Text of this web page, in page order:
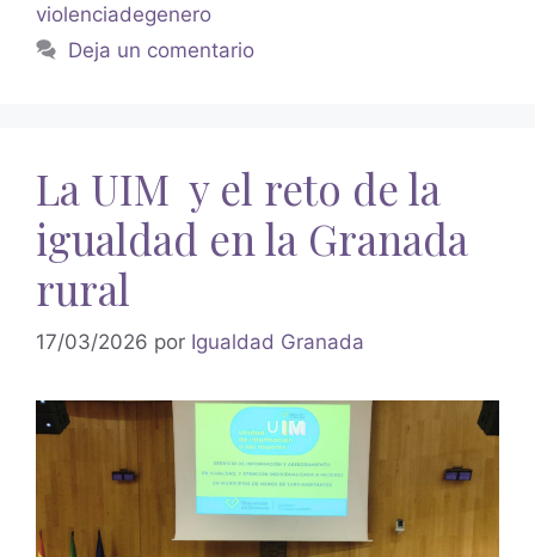
violenciadegenero
Deja un comentario
La UIM y el reto de la
igualdad en la Granada
rural
17/03/2026 por Igualdad Granada